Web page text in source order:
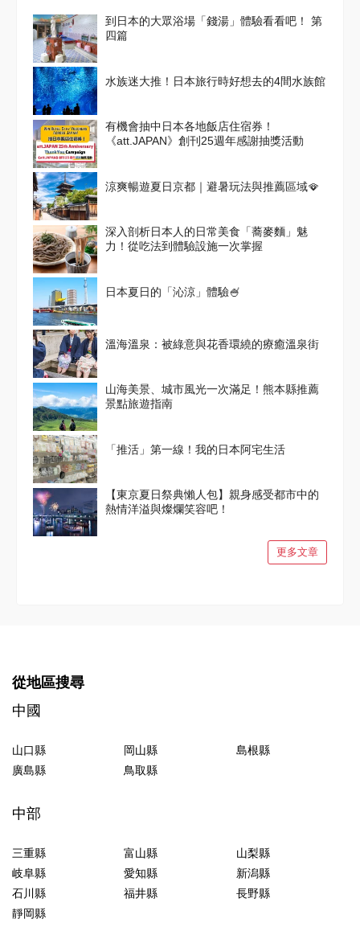
到日本的大眾浴場「錢湯」體驗看看吧！ 第
四篇
水族迷大推！日本旅行時好想去的4間水族館
有機會抽中日本各地飯店住宿券！
《att.JAPAN》創刊25週年感謝抽獎活動
涼爽暢遊夏日京都｜避暑玩法與推薦區域🪭
深入剖析日本人的日常美食「蕎麥麵」魅
力！從吃法到體驗設施一次掌握
日本夏日的「沁涼」體驗🍧
溫海溫泉：被綠意與花香環繞的療癒溫泉街
山海美景、城市風光一次滿足！熊本縣推薦
景點旅遊指南
「推活」第一線！我的日本阿宅生活
【東京夏日祭典懶人包】親身感受都市中的
熱情洋溢與燦爛笑容吧！
更多文章
從地區搜尋
中國
山口縣 岡山縣
島根縣
廣島縣
鳥取縣
中部
三重縣 富山縣
山梨縣
岐阜縣
愛知縣
新潟縣
石川縣
福井縣
長野縣
靜岡縣